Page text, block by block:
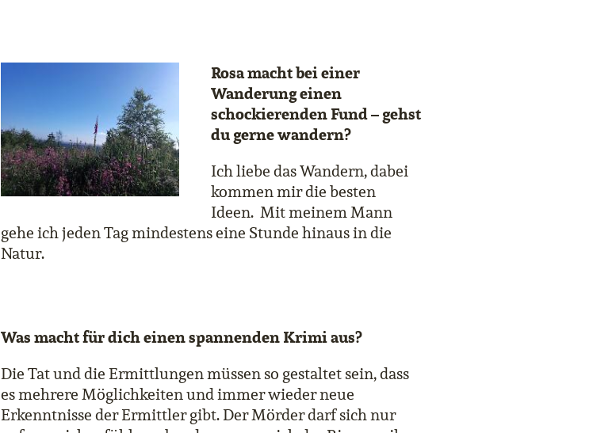
Rosa macht bei einer
Wanderung einen
schockierenden Fund – gehst
du gerne wandern?
Ich liebe das Wandern, dabei
kommen mir die besten
Ideen. Mit meinem Mann
gehe ich jeden Tag mindestens eine Stunde hinaus in die
Natur.
Was macht für dich einen spannenden Krimi aus?
Die Tat und die Ermittlungen müssen so gestaltet sein, dass
es mehrere Möglichkeiten und immer wieder neue
Erkenntnisse der Ermittler gibt. Der Mörder darf sich nur